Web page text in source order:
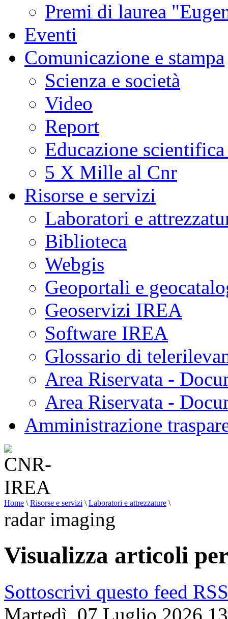
Premi di laurea
Eventi
Comunicazione e stampa
Scienza e società
Video
Report
Educazione
5 X Mille al Cnr
Risorse e servizi
Laboratori e
Biblioteca
Webgis
Geoportali e
Geoservizi IREA
Software IREA
Glossario di
Area Riservata -
Area Riservata -
Amministrazione
Home \ Risorse e servizi \ Laboratori e attrezzature \
radar imaging
Visualizza articoli
Sottoscrivi questo feed RSS
Martedì, 07 Luglio 2026